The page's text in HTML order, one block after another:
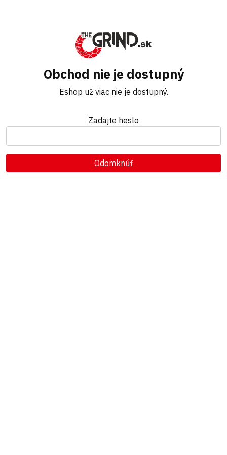
Obchod nie je dostupný
Eshop už viac nie je dostupný.
Zadajte heslo